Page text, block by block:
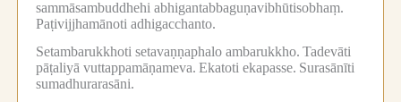
sammāsambuddhehi abhigantabbaguṇavibhūtisobhaṃ.
Paṭivijjhamānoti adhigacchanto.
Setambarukkhoti setavaṇṇaphalo ambarukkho. Tadevāti
pāṭaliyā vuttappamāṇameva. Ekatoti ekapasse. Surasānīti
sumadhurarasāni.